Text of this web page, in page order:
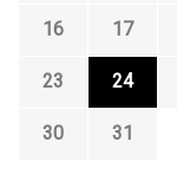
16 17
23 24
30
31